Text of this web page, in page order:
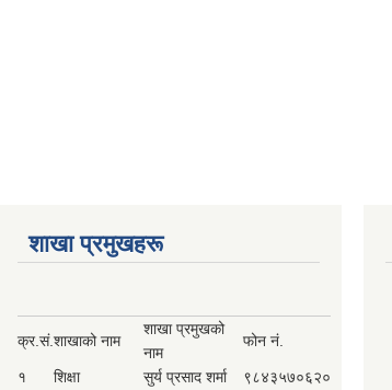
शाखा प्रमुखहरू
क्र.सं.शाखाको नाम
शाखा प्रमुखको
नाम
फोन नं.
१ शिक्षा सुर्य प्रसाद शर्मा
९८४३५७०६२०